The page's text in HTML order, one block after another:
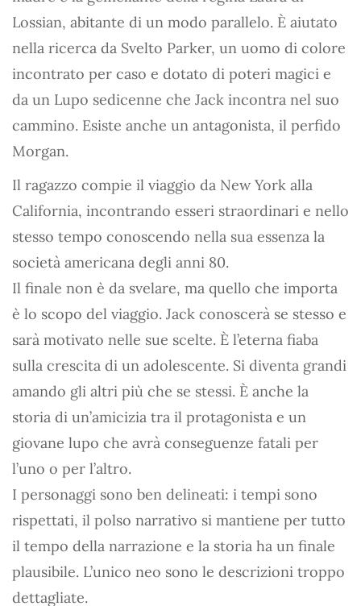
Lossian, abitante di un modo parallelo. È aiutato
nella ricerca da Svelto Parker, un uomo di colore
incontrato per caso e dotato di poteri magici e
da un Lupo sedicenne che Jack incontra nel suo
cammino. Esiste anche un antagonista, il perfido
Morgan.
Il ragazzo compie il viaggio da New York alla
California, incontrando esseri straordinari e nello
stesso tempo conoscendo nella sua essenza la
società americana degli anni 80.
Il finale non è da svelare, ma quello che importa
è lo scopo del viaggio. Jack conoscerà se stesso e
sarà motivato nelle sue scelte. È l’eterna fiaba
sulla crescita di un adolescente. Si diventa grandi
amando gli altri più che se stessi. È anche la
storia di un’amicizia tra il protagonista e un
giovane lupo che avrà conseguenze fatali per
l’uno o per l’altro.
I personaggi sono ben delineati: i tempi sono
rispettati, il polso narrativo si mantiene per tutto
il tempo della narrazione e la storia ha un finale
plausibile. L’unico neo sono le descrizioni troppo
dettagliate.